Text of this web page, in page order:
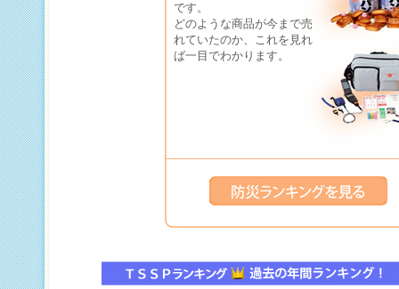
です。
どのような商品が今まで売
れていたのか、これを見れ
ば一目でわかります。